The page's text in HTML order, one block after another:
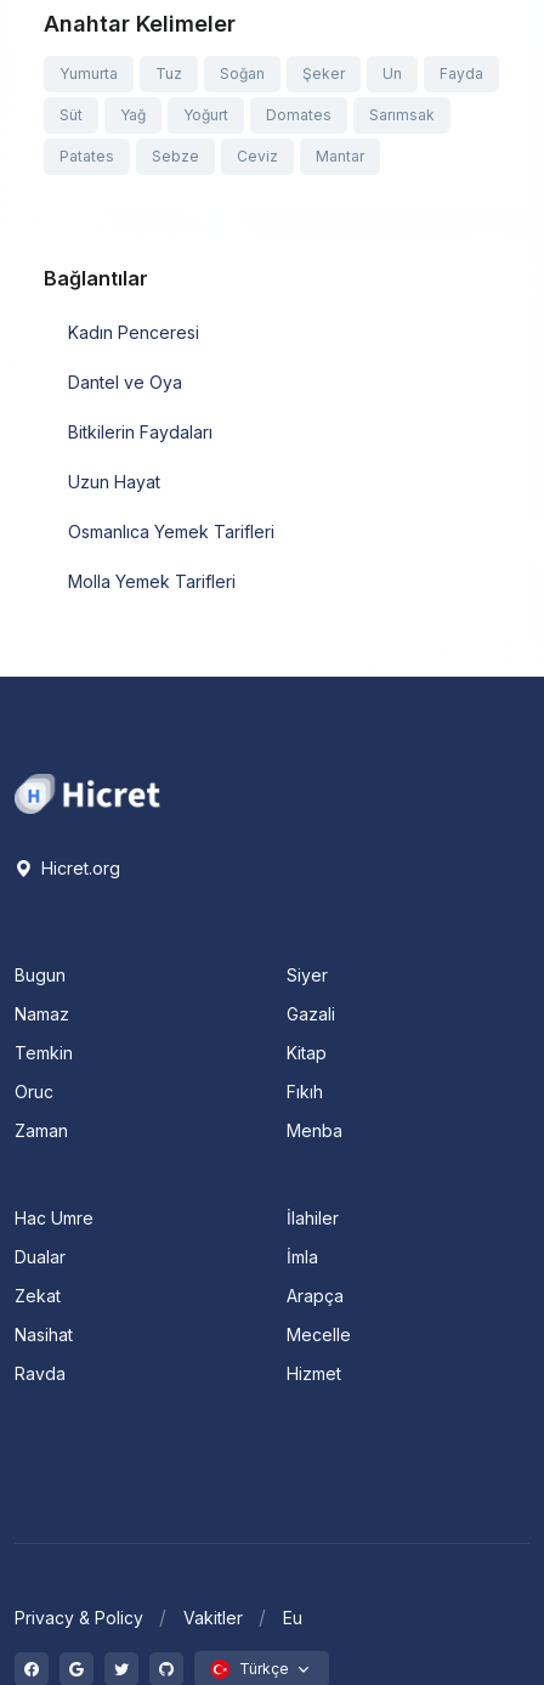
Anahtar Kelimeler
Yumurta Tuz Soğan Şeker Un Fayda
Süt Yağ Yoğurt Domates Sarımsak
Patates Sebze Ceviz Mantar
Bağlantılar
Kadın Penceresi
Dantel ve Oya
Bitkilerin Faydaları
Uzun Hayat
Osmanlıca Yemek Tarifleri
Molla Yemek Tarifleri
Hicret.org
Bugun
Namaz
Temkin
Oruc
Zaman
Siyer
Gazali
Kitap
Fıkıh
Menba
Hac Umre
Dualar
Zekat
Nasihat
Ravda
İlahiler
İmla
Arapça
Mecelle
Hizmet
Privacy & Policy Vakitler Eu
Türkçe